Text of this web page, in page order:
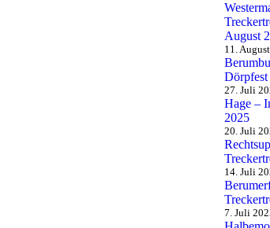
August
11.
27. Juli
Hage –
2025
20. Juli
14. Juli
7. Juli